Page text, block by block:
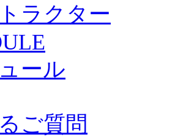
ラクター
ール
ご質問